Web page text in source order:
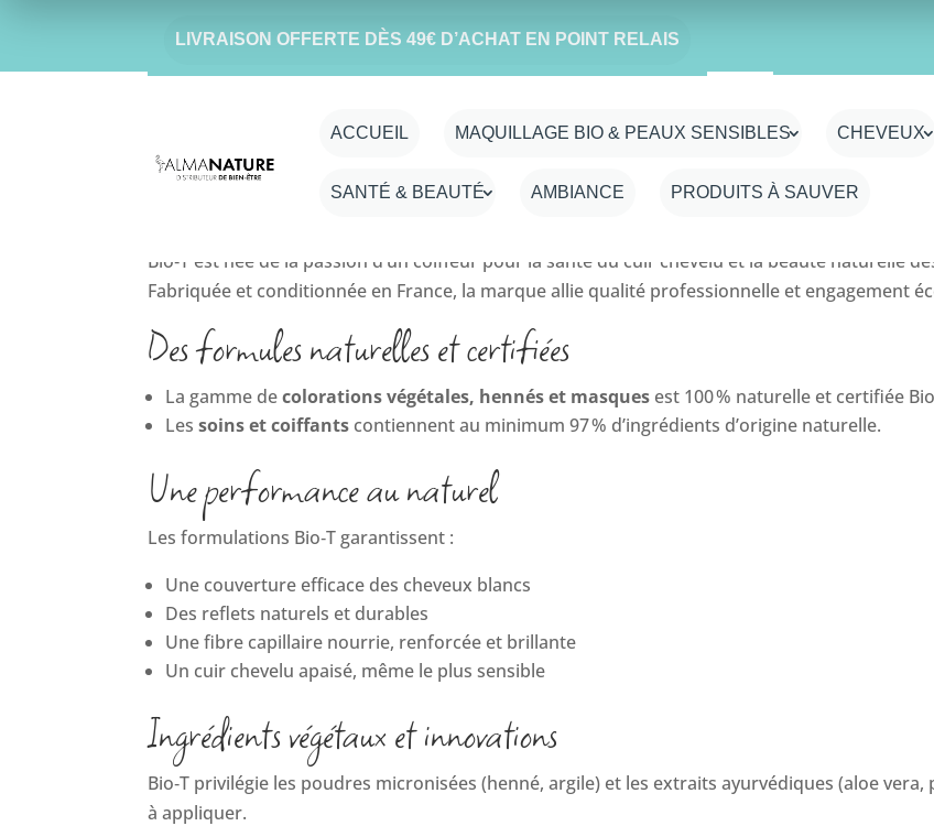
LIVRAISON OFFERTE DÈS 49€ D’ACHAT EN POINT RELAIS
ACCUEIL MAQUILLAGE BIO & PEAUX SENSIBLES CHEVEUX
SANTÉ & BEAUTÉ AMBIANCE PRODUITS À SAUVER
Accueil/ BIO-T
BIO-T
Une expertise française en soins capillaires
Bio‑T est née de la passion d’un coiffeur pour la santé du cuir chevelu et la beauté naturelle
Fabriquée et conditionnée en France, la marque allie qualité professionnelle et engagement
Des formules naturelles et certifiées
La gamme decolorations végétales, hennés et masques est 100 % naturelle et certifiée
Lessoins et coiffants contiennent au minimum 97 % d’ingrédients d’origine naturelle.
Une performance au naturel
Les formulations Bio‑T garantissent :
Une couverture efficace des cheveux blancs
Des reflets naturels et durables
Une fibre capillaire nourrie, renforcée et brillante
Un cuir chevelu apaisé, même le plus sensible
Ingrédients végétaux et innovations
Bio‑T privilégie les poudres micronisées (henné, argile) et les extraits ayurvédiques (aloe
à appliquer.